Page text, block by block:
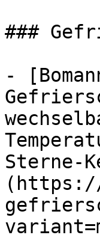
###
-
Sterne-
(https://